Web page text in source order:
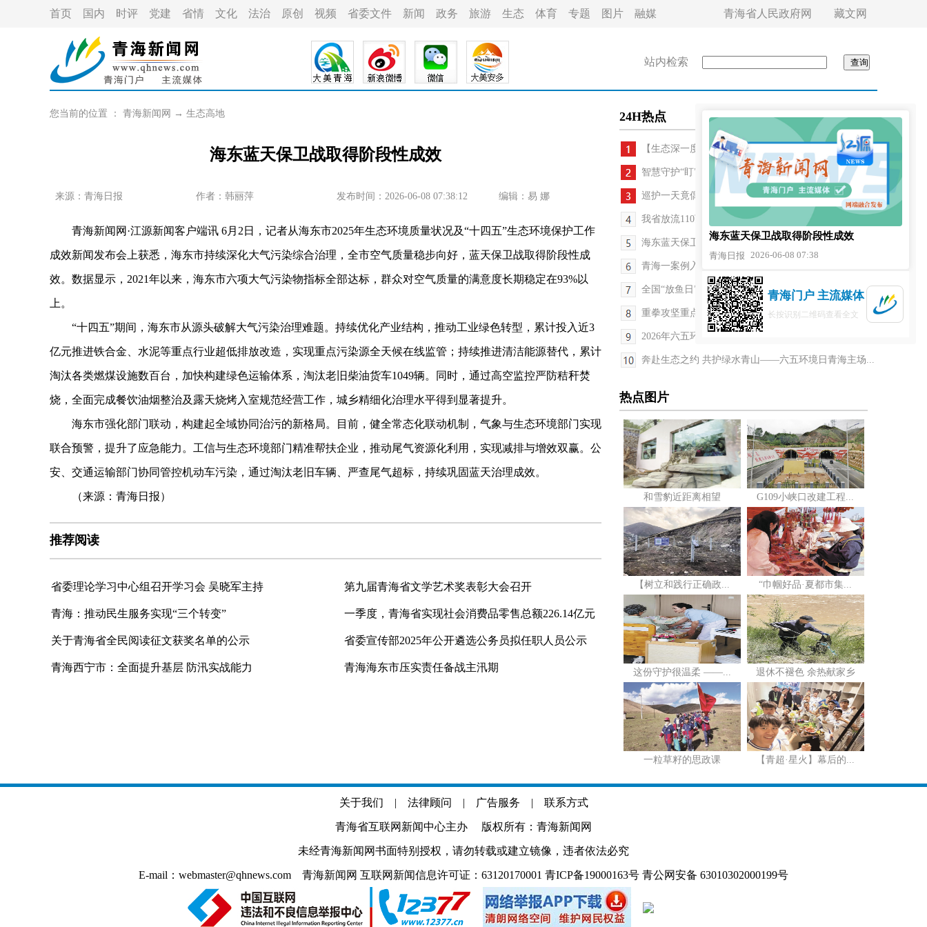
首页 国内 时评 党建 省情 文化 法治 原创 视频 省委文件 新闻 政务 旅游 生态 体育 专题 图片 融媒 青海省人民政府网 藏文网
站内检索
您当前的位置 ： 青海新闻网 → 生态高地
海东蓝天保卫战取得阶段性成效
来源：青海日报 作者： 韩丽萍 发布时间：2026-06-08 07:38:12 编辑：易 娜
青海新闻网·江源新闻客户端讯 6月2日，记者从海东市2025年生态环境质量状况及“十四五”生态环境保护工作
成效新闻发布会上获悉，海东市持续深化大气污染综合治理，全市空气质量稳步向好，蓝天保卫战取得阶段性成
效。数据显示，2021年以来，海东市六项大气污染物指标全部达标，群众对空气质量的满意度长期稳定在93%以
上。
“十四五”期间，海东市从源头破解大气污染治理难题。持续优化产业结构，推动工业绿色转型，累计投入近3
亿元推进铁合金、水泥等重点行业超低排放改造，实现重点污染源全天候在线监管；持续推进清洁能源替代，累计
淘汰各类燃煤设施数百台，加快构建绿色运输体系，淘汰老旧柴油货车1049辆。同时，通过高空监控严防秸秆焚
烧，全面完成餐饮油烟整治及露天烧烤入室规范经营工作，城乡精细化治理水平得到显著提升。
海东市强化部门联动，构建起全域协同治污的新格局。目前，健全常态化联动机制，气象与生态环境部门实现
联合预警，提升了应急能力。工信与生态环境部门精准帮扶企业，推动尾气资源化利用，实现减排与增效双赢。公
安、交通运输部门协同管控机动车污染，通过淘汰老旧车辆、严查尾气超标，持续巩固蓝天治理成效。
（来源：青海日报）
推荐阅读
省委理论学习中心组召开学习会 吴晓军主持 第九届青海省文学艺术奖表彰大会召开
青海：推动民生服务实现“三个转变” 一季度，青海省实现社会消费品零售总额226.14亿元
关于青海省全民阅读征文获奖名单的公示 省委宣传部2025年公开遴选公务员拟任职人员公示
青海西宁市：全面提升基层 防汛实战能力 青海海东市压实责任备战主汛期
24H热点
【生态深一度】清水何以至湟水
智慧守护“盯”上藏羚
巡护一天竟偶遇千头藏野驴
我省放流110万尾土著鱼苗
海东蓝天保卫战取得阶段性成效
青海一案例入选最高检生态环境检察公益诉讼典型案例
全国“放鱼日”青海放流110万尾土著鱼苗
重拳攻坚重点水域禁捕 我省严守青海湖裸鲤生态保护...
2026年六五环境日青海主场活动在西宁举行
奔赴生态之约 共护绿水青山——六五环境日青海主场...
热点图片
和雪豹近距离相望 G109小峡口改建工程...
【树立和践行正确政... “巾帼好品·夏都市集...
这份守护很温柔 ——... 退休不褪色 余热献家乡
一粒草籽的思政课 【青超·星火】幕后的...
关于我们 | 法律顾问 | 广告服务 | 联系方式
青海省互联网新闻中心主办 版权所有：青海新闻网
未经青海新闻网书面特别授权，请勿转载或建立镜像，违者依法必究
E-mail：webmaster@qhnews.com 青海新闻网 互联网新闻信息许可证：63120170001 青ICP备19000163号 青公网安备 63010302000199号
海东蓝天保卫战取得阶段性成效
青海日报 2026-06-08 07:38
青海门户 主流媒体
长按识别二维码查看全文